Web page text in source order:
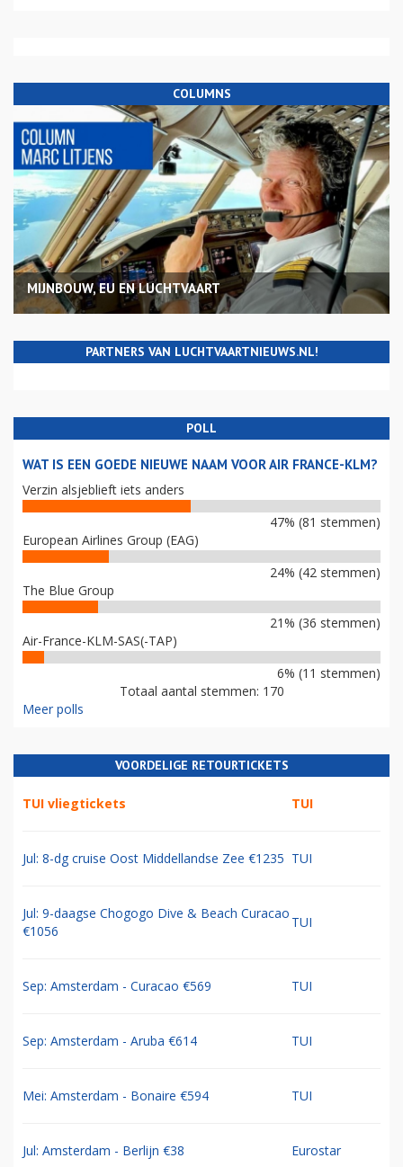
COLUMNS
MIJNBOUW, EU EN LUCHTVAART
PARTNERS VAN LUCHTVAARTNIEUWS.NL!
POLL
WAT IS EEN GOEDE NIEUWE NAAM VOOR AIR FRANCE-KLM?
Verzin alsjeblieft iets anders
47% (81 stemmen)
European Airlines Group (EAG)
24% (42 stemmen)
The Blue Group
21% (36 stemmen)
Air-France-KLM-SAS(-TAP)
6% (11 stemmen)
Totaal aantal stemmen: 170
Meer polls
VOORDELIGE RETOURTICKETS
TUI vliegtickets TUI
Jul: 8-dg cruise Oost Middellandse Zee €1235 TUI
Jul: 9-daagse Chogogo Dive & Beach Curacao
€1056
TUI
Sep: Amsterdam - Curacao €569 TUI
Sep: Amsterdam - Aruba €614 TUI
Mei: Amsterdam - Bonaire €594 TUI
Jul: Amsterdam - Berlijn €38 Eurostar